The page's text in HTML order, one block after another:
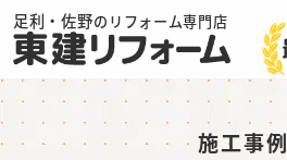
足利・佐野のリフォーム専門店
施工事例